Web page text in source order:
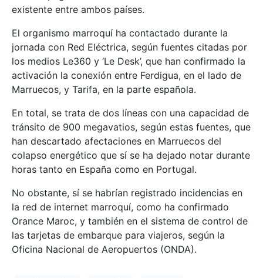
existente entre ambos países.
El organismo marroquí ha contactado durante la
jornada con Red Eléctrica, según fuentes citadas por
los medios Le360 y ‘Le Desk’, que han confirmado la
activación la conexión entre Ferdigua, en el lado de
Marruecos, y Tarifa, en la parte española.
En total, se trata de dos líneas con una capacidad de
tránsito de 900 megavatios, según estas fuentes, que
han descartado afectaciones en Marruecos del
colapso energético que sí se ha dejado notar durante
horas tanto en España como en Portugal.
No obstante, sí se habrían registrado incidencias en
la red de internet marroquí, como ha confirmado
Orance Maroc, y también en el sistema de control de
las tarjetas de embarque para viajeros, según la
Oficina Nacional de Aeropuertos (ONDA).